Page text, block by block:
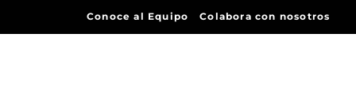
Conoce al Equipo Colabora con nosotros